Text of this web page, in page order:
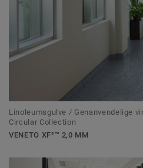
Linoleumsgulve / Genanvendelige
Circular Collection
VENETO XF²™ 2,0 MM